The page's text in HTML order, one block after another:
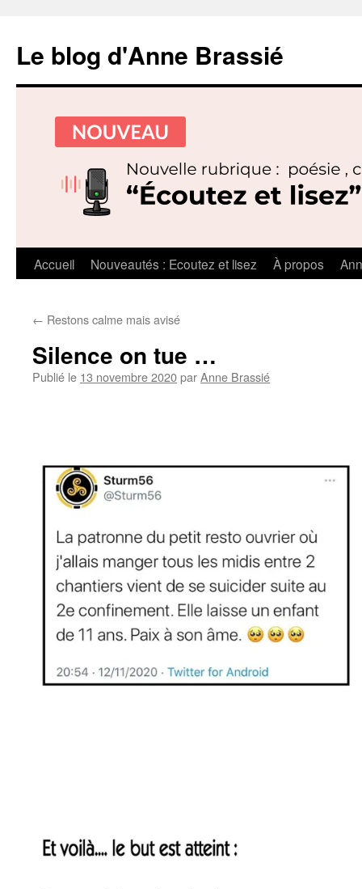
Le blog d'Anne Brassié
Aller
contenu
Accueil Nouveautés : Ecoutez et lisez À propos
← Restons calme mais avisé
Silence on tue …
Publié le 13 novembre 2020parAnne Brassié